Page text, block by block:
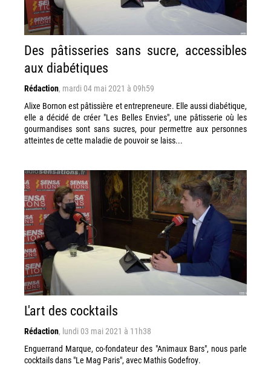
Des pâtisseries sans sucre, accessibles
aux diabétiques
Rédaction, mardi 04 mai 2021 à 09h59
Alixe Bornon est pâtissière et entrepreneure. Elle aussi diabétique,
elle a décidé de créer "Les Belles Envies", une pâtisserie où les
gourmandises sont sans sucres, pour permettre aux personnes
atteintes de cette maladie de pouvoir se laiss...
L'art des cocktails
Rédaction, lundi 03 mai 2021 à 11h38
Enguerrand Marque, co-fondateur des "Animaux Bars", nous parle
cocktails dans "Le Mag Paris", avec Mathis Godefroy.